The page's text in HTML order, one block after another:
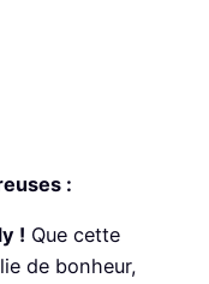
:
! Que cette
de bonheur,